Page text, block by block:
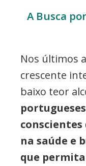
A Busca
Nos últimos
crescente
baixo teor
na saúde e
que